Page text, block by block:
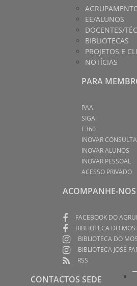
EE/ALUNOS
DOCENTES/
BIBLIOTECAS
PROJETOS E
NOTÍCIAS
PARA
PAA
SIGA
E360
INOVAR CONSULTA
INOVAR ALUNOS
INOVAR PESSOAL
ACESSO PRIVADO
ACOMPANHE-NOS
FACEBOOK DO
BIBLIOTECA DO
BIBLIOTECA DO
BIBLIOTECA JOSÉ
RSS
CONTACTOS SEDE